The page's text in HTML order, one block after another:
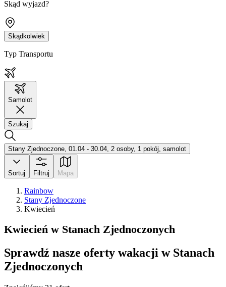
Skąd wyjazd?
Skądkolwiek
Typ Transportu
Samolot
Szukaj
Stany Zjednoczone, 01.04 - 30.04, 2 osoby, 1 pokój, samolot
Sortuj Filtruj Mapa
Rainbow
Stany Zjednoczone
Kwiecień
Kwiecień w Stanach Zjednoczonych
Sprawdź nasze oferty wakacji w Stanach
Zjednoczonych